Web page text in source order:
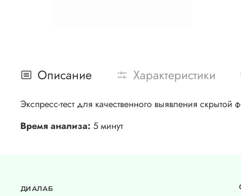
Описание Характеристики
Экспресс-тест для качественного выявления
Время анализа: 5 минут
ДИАЛАБ